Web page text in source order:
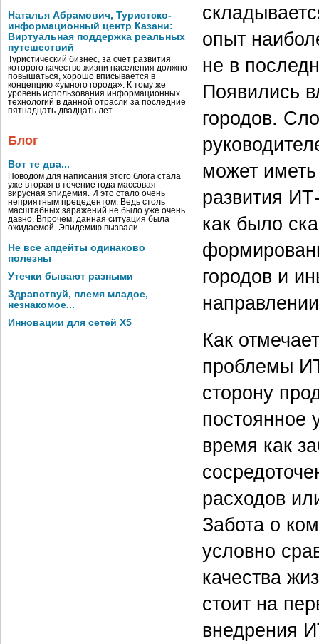
Наталья Абрамович, Туристско-
информационный центр Казани:
Виртуальная поддержка реальных
путешествий
Туристический бизнес, за счет развития
которого качество жизни населения должно
повышаться, хорошо вписывается в
концепцию «умного города». К тому же
уровень использования информационных
технологий в данной отрасли за последние
пятнадцать-двадцать лет …
Блог
Вот те два...
Поводом для написания этого блога стала
уже вторая в течение года массовая
вирусная эпидемия. И это стало очень
неприятным прецедентом. Ведь столь
масштабных заражений не было уже очень
давно. Впрочем, данная ситуация была
ожидаемой. Эпидемию вызвали …
Не все апдейты одинаково
полезны
Утечки бывают разными
Здравствуй, племя младое,
незнакомое...
Инновации для сетей X5
опыт
не в
Появились
городов.
может
развития
как было
городов и
Как
проблемы
сторону
постоянное
время как
расходов
Забота о
условно
качества
стоит на
внедрения